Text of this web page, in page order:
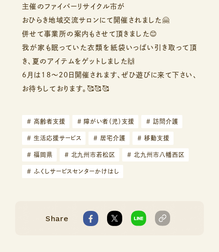
主催のファイバーリサイクル市が
おひらき地域交流サロンにて開催されました🤗
併せて事業所の案内もさせて頂きました😊
我が家も眠っていた衣類を紙袋いっぱい引き取って頂
き、夏のアイテムをゲットしました🙌
6月は18〜20日開催されます、ぜひ遊びに来て下さい、
お待ちしております。🥰🥰🥰
# 高齢者支援 # 障がい者（児）支援 # 訪問介護
# 生活応援サービス # 居宅介護 # 移動支援
# 福岡県 # 北九州市若松区 # 北九州市八幡西区
# ふくしサービスセンターかけはし
Share